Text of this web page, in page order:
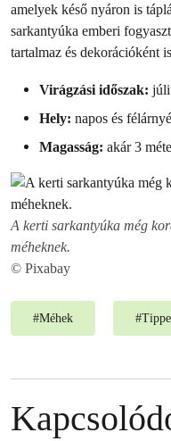
amelyek késő nyáron is
sarkantyúka emberi
tartalmaz és dekorációként
Virágzási időszak:
Hely: napos és
Magasság: akár 3
A kerti sarkantyúka még
méheknek.
© Pixabay
#Méhek #